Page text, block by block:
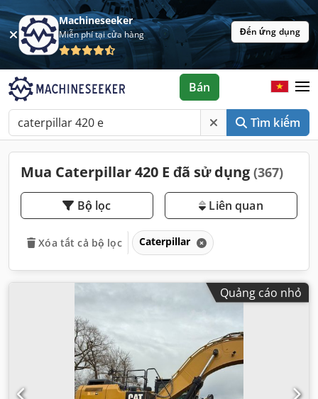
Machineseeker
Miễn phí tại cửa hàng Đến ứng dụng
Tìm kiếm
Bán
Mua Caterpillar 420 E đã sử dụng (367)
Bộ lọc Liên quan
Xóa tất cả bộ lọc Caterpillar
Quảng cáo nhỏ